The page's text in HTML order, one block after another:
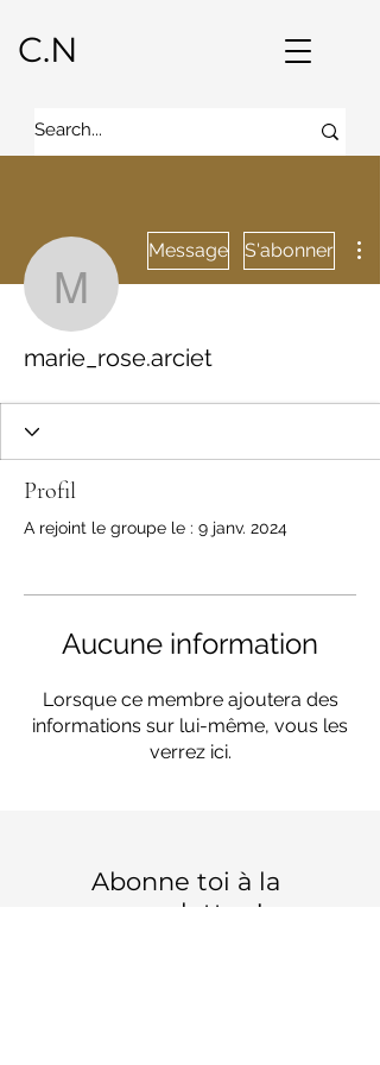
C.N
marie_rose.arciet
Message S'abonner
marie_rose.arciet
Profil
A rejoint le groupe le : 9 janv. 2024
Aucune information
Lorsque ce membre ajoutera des
informations sur lui-même, vous les
verrez ici.
Abonne toi à la
news letter !